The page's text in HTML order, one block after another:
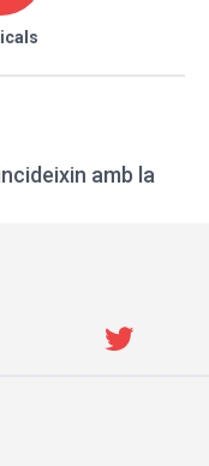
amb la